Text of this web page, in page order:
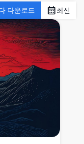
다운로드 최신